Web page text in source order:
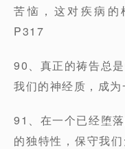
苦恼，这对疾病的
P317
90、真正的祷告总
我们的神经质，成
91、在一个已经堕
的独特性，保守我